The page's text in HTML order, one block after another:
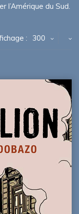
l’Amérique du Sud.
: 300